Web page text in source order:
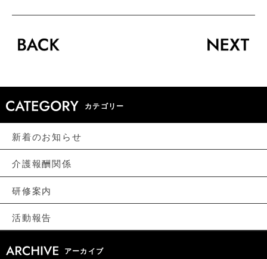
カテゴリー
新着のお知らせ
介護報酬関係
研修案内
活動報告
アーカイブ